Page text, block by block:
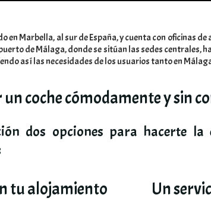
en Marbella, al sur de España, y cuenta con oficinas
de Málaga, donde se sitúan las sedes centrales,
así las necesidades de los usuarios tanto en
coche cómodamente y sin
dos opciones para hacerte la
tu alojamiento Un